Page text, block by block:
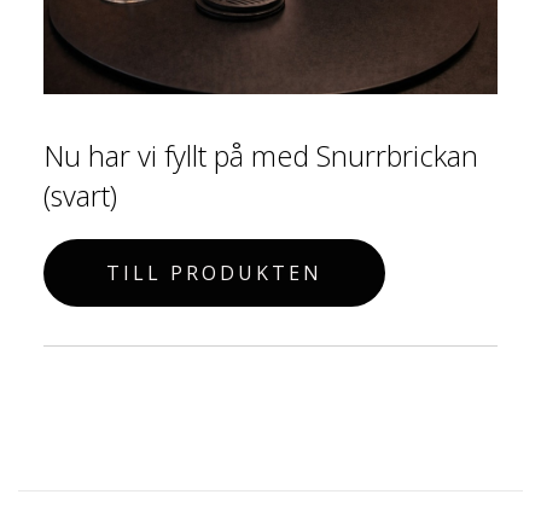
Nu har vi fyllt på med Snurrbrickan
(svart)
TILL PRODUKTEN